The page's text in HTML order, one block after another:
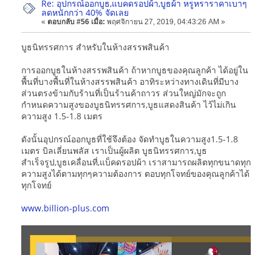
Re: อุปกรณ์ออกบูธ,แบคดรอปผ้า,บูธผ้า หรูหราราคาเบาๆ
ลดหนักกว่า 40% จัดเลย
« ตอบกลับ #56 เมื่อ: พฤศจิกายน 27, 2019, 04:43:26 AM »
บูธนิทรรศการ สำหรับในห้างสรรพสินค้า
การออกบูธในห้างสรรพสินค้า ถ้าหากบูธของคุณลูกค้า ได้อยู่ใน
พื้นที่บางพื้นที่ในห้างสรรพสินค้า อาทิระหว่างทางเดินที่มีบาง
ส่วนตรงข้ามกับร้านที่เป็นร้านค้าถาวร ส่วนใหญ่มักจะถูก
กำหนดความสูงของบูธนิทรรศการ,บูธแสดงสินค้า ไว้ไม่เกิน
ความสูง 1.5-1.8 เมตร
ดังนั้นอุปกรณ์ออกบูธที่ใช้จึงต้อง จัดทำบูธในความสูง1.5-1.8
เมตร บิลเลี่ยนพลัส เราเป็นผู้ผลิต บูธนิทรรศการ,บูธ
สำเร็จรูป,บูธเคลื่อนที่,แบ็คดรอปผ้า เราสามารถผลิตทุกขนาดทุก
ความสูงได้ตามทุกๆความต้องการ ตอบทุกโจทย์ของคุณลูกค้าได้
ทุกโจทย์
www.billion-plus.com